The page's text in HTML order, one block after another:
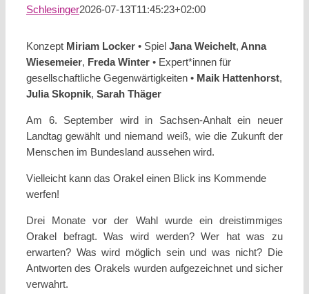
Schlesinger2026-07-13T11:45:23+02:00
Konzept Miriam Locker • Spiel Jana Weichelt, Anna
Wiesemeier, Freda Winter • Expert*innen für
gesellschaftliche Gegenwärtigkeiten • Maik Hattenhorst,
Julia Skopnik, Sarah Thäger
Am 6. September wird in Sachsen-Anhalt ein neuer
Landtag gewählt und niemand weiß, wie die Zukunft der
Menschen im Bundesland aussehen wird.
Vielleicht kann das Orakel einen Blick ins Kommende
werfen!
Drei Monate vor der Wahl wurde ein dreistimmiges
Orakel befragt. Was wird werden? Wer hat was zu
erwarten? Was wird möglich sein und was nicht? Die
Antworten des Orakels wurden aufgezeichnet und sicher
verwahrt.